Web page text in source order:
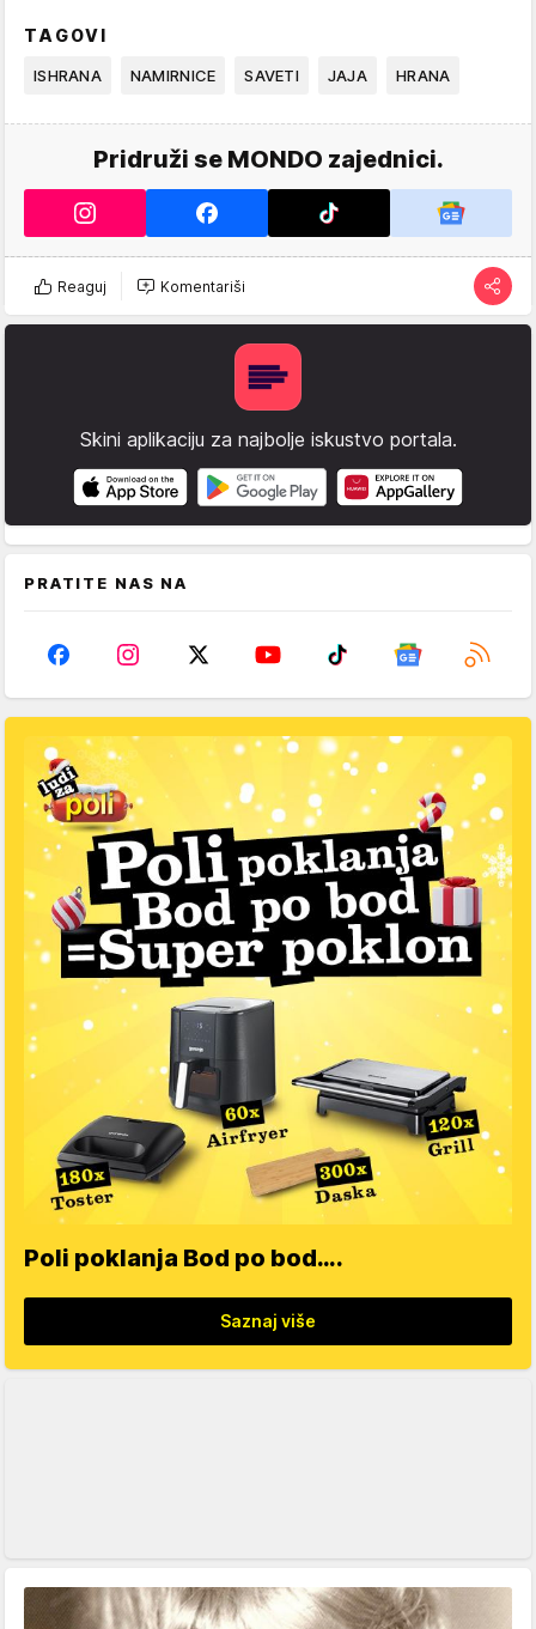
TAGOVI
ISHRANA NAMIRNICE SAVETI JAJA HRANA
Pridruži se MONDO zajednici.
Reaguj Komentariši
Skini aplikaciju za najbolje iskustvo portala.
PRATITE NAS NA
Poli poklanja Bod po bod….
Saznaj više